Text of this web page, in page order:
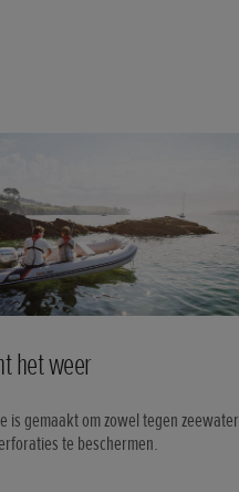
het weer
is gemaakt om zowel tegen zeewater
te beschermen.